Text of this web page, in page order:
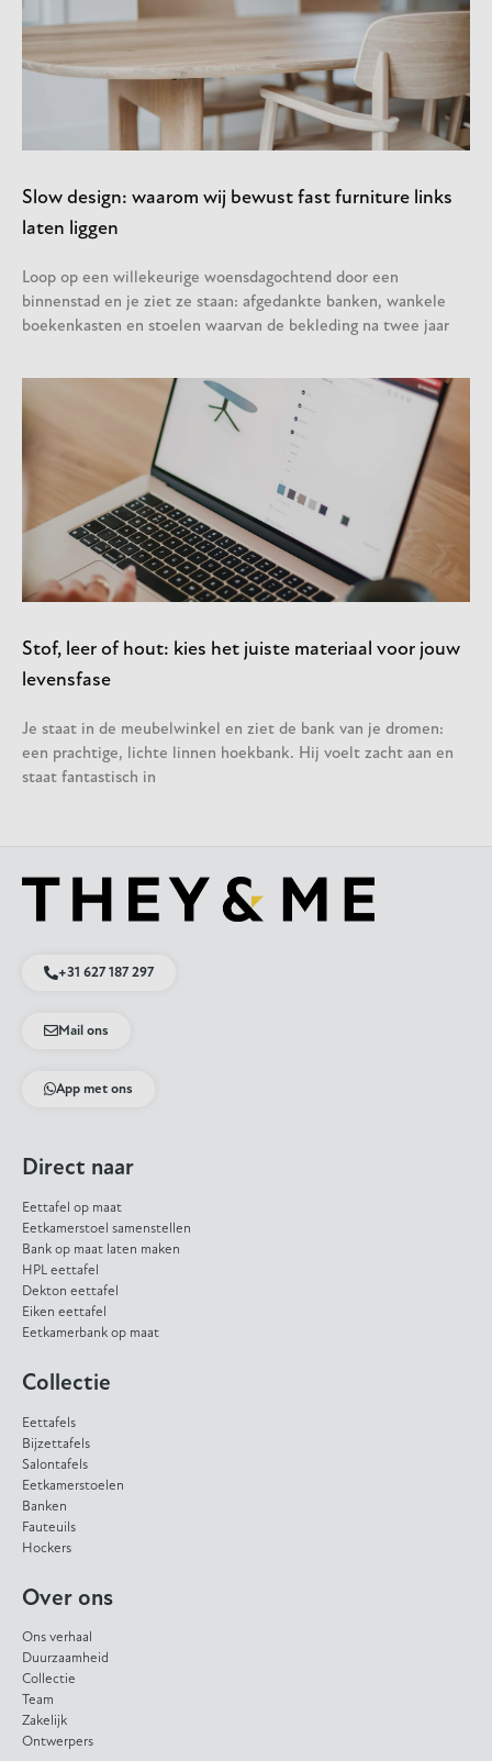
Slow design: waarom wij bewust fast furniture links
laten liggen
Loop op een willekeurige woensdagochtend door een
binnenstad en je ziet ze staan: afgedankte banken, wankele
boekenkasten en stoelen waarvan de bekleding na twee jaar
Stof, leer of hout: kies het juiste materiaal voor jouw
levensfase
Je staat in de meubelwinkel en ziet de bank van je dromen:
een prachtige, lichte linnen hoekbank. Hij voelt zacht aan en
staat fantastisch in
+31 627 187 297
Mail ons
App met ons
Direct naar
Eettafel op maat
Eetkamerstoel samenstellen
Bank op maat laten maken
HPL eettafel
Dekton eettafel
Eiken eettafel
Eetkamerbank op maat
Collectie
Eettafels
Bijzettafels
Salontafels
Eetkamerstoelen
Banken
Fauteuils
Hockers
Over ons
Ons verhaal
Duurzaamheid
Collectie
Team
Zakelijk
Ontwerpers